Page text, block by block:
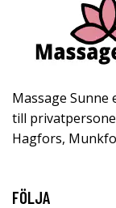
Massage Sunne
till
Hagfors,
FÖLJA